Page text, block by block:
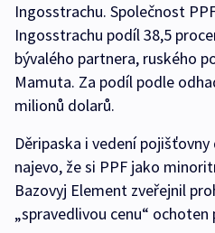
Ingosstrachu. Společnost
Ingosstrachu podíl 38,5
bývalého partnera, ruského
Mamuta. Za podíl podle
milionů dolarů.
Děripaska i vedení
najevo, že si PPF jako
Bazovyj Element zveřejnil
„spravedlivou cenu“